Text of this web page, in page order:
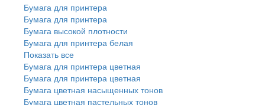
Бумага для принтера
Бумага для принтера
Бумага высокой плотности
Бумага для принтера белая
Показать все
Бумага для принтера цветная
Бумага для принтера цветная
Бумага цветная насыщенных тонов
Бумага цветная пастельных тонов